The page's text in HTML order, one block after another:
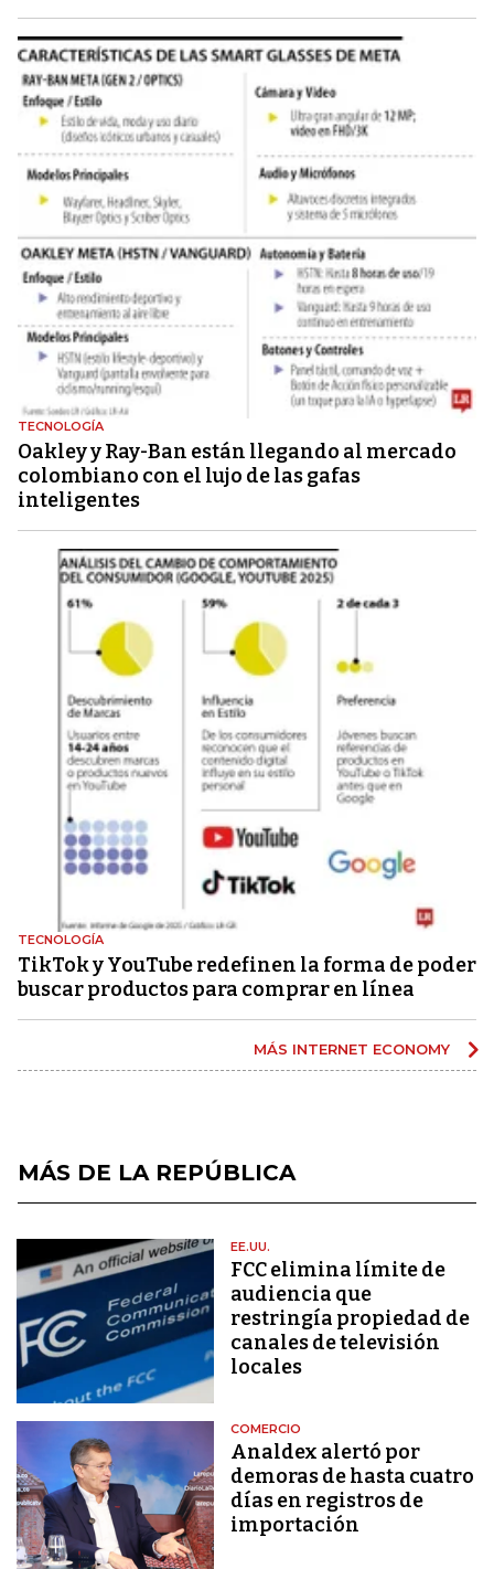
TECNOLOGÍA
Oakley y Ray-Ban están llegando al mercado
colombiano con el lujo de las gafas
inteligentes
TECNOLOGÍA
TikTok y YouTube redefinen la forma de poder
buscar productos para comprar en línea
MÁS INTERNET ECONOMY
MÁS DE LA REPÚBLICA
EE.UU.
FCC elimina límite de
audiencia que
restringía propiedad de
canales de televisión
locales
COMERCIO
Analdex alertó por
demoras de hasta cuatro
días en registros de
importación